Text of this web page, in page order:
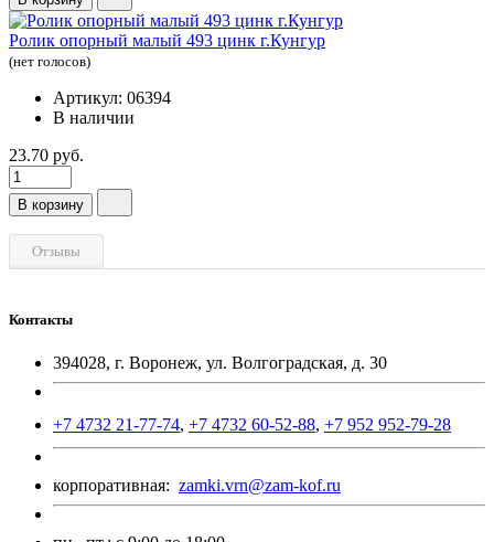
Ролик опорный малый 493 цинк г.Кунгур
(нет голосов)
Артикул: 06394
В наличии
23.70 руб.
В корзину
Отзывы
Контакты
394028, г. Воронеж, ул. Волгоградская, д. 30
+7 4732 21-77-74, +7 4732 60-52-88, +7 952 952-79-28
корпоративная: zamki.vrn@zam-kof.ru